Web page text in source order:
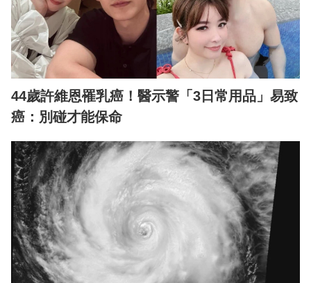
44歲許維恩罹乳癌！醫示警「3日常用品」易致
癌：別碰才能保命